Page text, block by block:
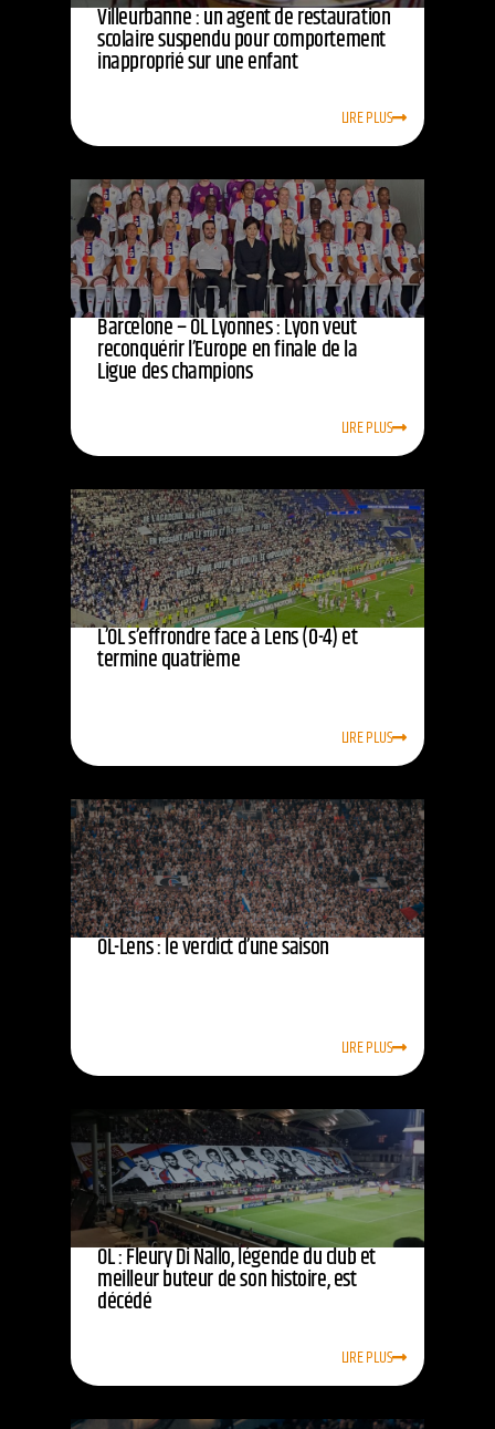
Villeurbanne : un agent de restauration
scolaire suspendu pour comportement
inapproprié sur une enfant
LIRE PLUS
Barcelone – OL Lyonnes : Lyon veut
reconquérir l’Europe en finale de la
Ligue des champions
LIRE PLUS
L’OL s’effrondre face à Lens (0-4) et
termine quatrième
LIRE PLUS
OL-Lens : le verdict d’une saison
LIRE PLUS
OL : Fleury Di Nallo, légende du club et
meilleur buteur de son histoire, est
décédé
LIRE PLUS